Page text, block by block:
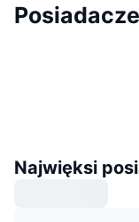
Najwięksi